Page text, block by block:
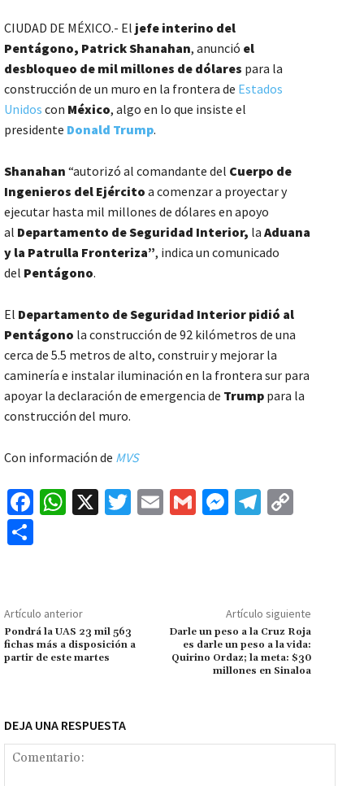
CIUDAD DE MÉXICO.- El jefe interino del
Pentágono, Patrick Shanahan, anunció el
desbloqueo de mil millones de dólares para la
construcción de un muro en la frontera de Estados
Unidos con México, algo en lo que insiste el
presidente Donald Trump.
Shanahan “autorizó al comandante del Cuerpo de
Ingenieros del Ejército a comenzar a proyectar y
ejecutar hasta mil millones de dólares en apoyo
al Departamento de Seguridad Interior, la Aduana
y la Patrulla Fronteriza”, indica un comunicado
del Pentágono.
El Departamento de Seguridad Interior pidió al
Pentágono la construcción de 92 kilómetros de una
cerca de 5.5 metros de alto, construir y mejorar la
caminería e instalar iluminación en la frontera sur para
apoyar la declaración de emergencia de Trump para la
construcción del muro.
Con información de MVS
Fa
o
k
W
p
p
X
T
E
G
M
ge
r
Te
m Li
n
k
p
ar
tir
Artículo anterior
Pondrá la UAS 23 mil 563
fichas más a disposición a
partir de este martes
Artículo siguiente
Darle un peso a la Cruz Roja
es darle un peso a la vida:
Quirino Ordaz; la meta: $30
millones en Sinaloa
DEJA UNA RESPUESTA